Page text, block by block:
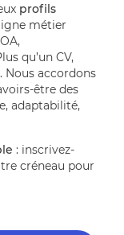
profils
métier
expérimentés et jeunes diplômés…). Plus qu’un CV,
. Nous accordons
être des
adaptabilité,
: inscrivez-
créneau pour